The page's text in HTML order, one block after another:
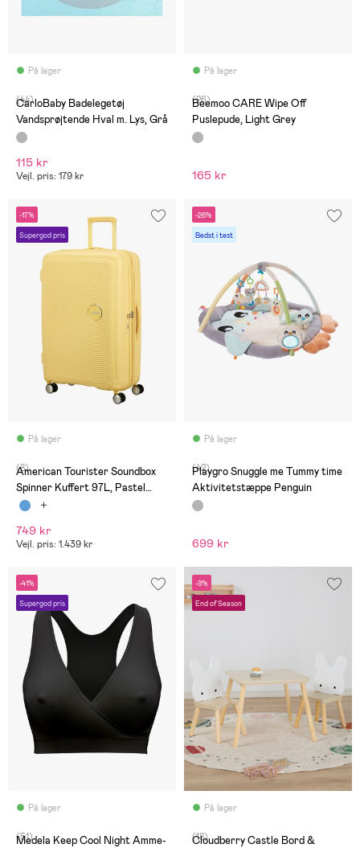
På lager
(44)
CarloBaby Badelegetøj
Vandsprøjtende Hval m. Lys, Grå
115 kr
Vejl. pris: 179 kr
På lager
(26)
Beemoo CARE Wipe Off
Puslepude, Light Grey
165 kr
-17%
Supergod pris
På lager
(8)
American Tourister Soundbox
Spinner Kuffert 97L, Pastel
Yellow
749 kr
Vejl. pris: 1.439 kr
-26%
Bedst i test
På lager
(42)
Playgro Snuggle me Tummy time
Aktivitetstæppe Penguin
699 kr
-41%
Supergod pris
På lager
(51)
Medela Keep Cool Night Amme-
-9%
End of Season
På lager
(18)
Cloudberry Castle Bord &